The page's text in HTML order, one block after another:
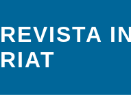
REVISTA
RIAT